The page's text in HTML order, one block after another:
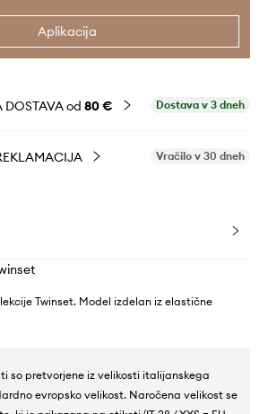
Aplikacija
DOSTAVA od 80 € Dostava v 3 dneh
Vračilo v 30 dneh
Twinset. Model izdelan iz elastične
so pretvorjene iz velikosti italijanskega
evropsko velikost. Naročena velikost se